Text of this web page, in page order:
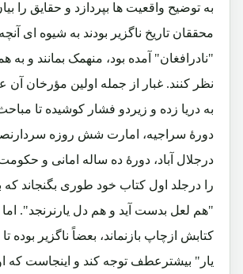
به توضیح واقعیت ها بپردازد و حقایق را
محققان تاریخ ناگزیر بودند به شیوه ای
"نادرافغان" آمده بود، منهمک بمانند و به
نظر کنند. غبار از جمله اولین مؤرخان
به دریا زده و زیردو فشار کوشیده تا
دورۀ سراجیه، امارت شش روزه
را درجلد اول کتاب خود طوری بگنجاند که
"هم لعل بدست آید و هم دل یارنرنجد". اما
کتابش ازچاپ بازنماند، بعضاً ناگزیر بوده
یار" بیشترعطف توجه کند و اینجاست که